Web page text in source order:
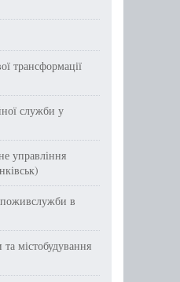
трансформації
служби у
управління
в
містобудування